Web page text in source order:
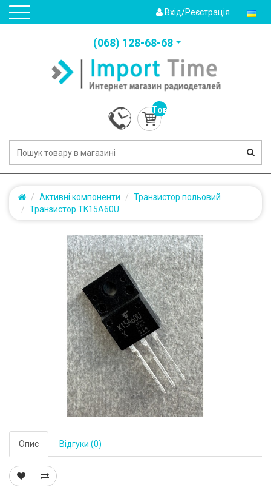
Вхід/Реєстрація
(‎068) 128-68-68
Товарів:
0
(0.0грн.)
Активні компоненти
Транзистор польовий
Транзистор TK15A60U
Опис Відгуки (0)